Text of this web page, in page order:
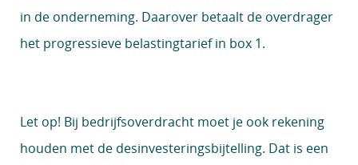
in de onderneming. Daarover betaalt de overdrager
het progressieve belastingtarief in box 1.
Let op! Bij bedrijfsoverdracht moet je ook rekening
houden met de desinvesteringsbijtelling. Dat is een